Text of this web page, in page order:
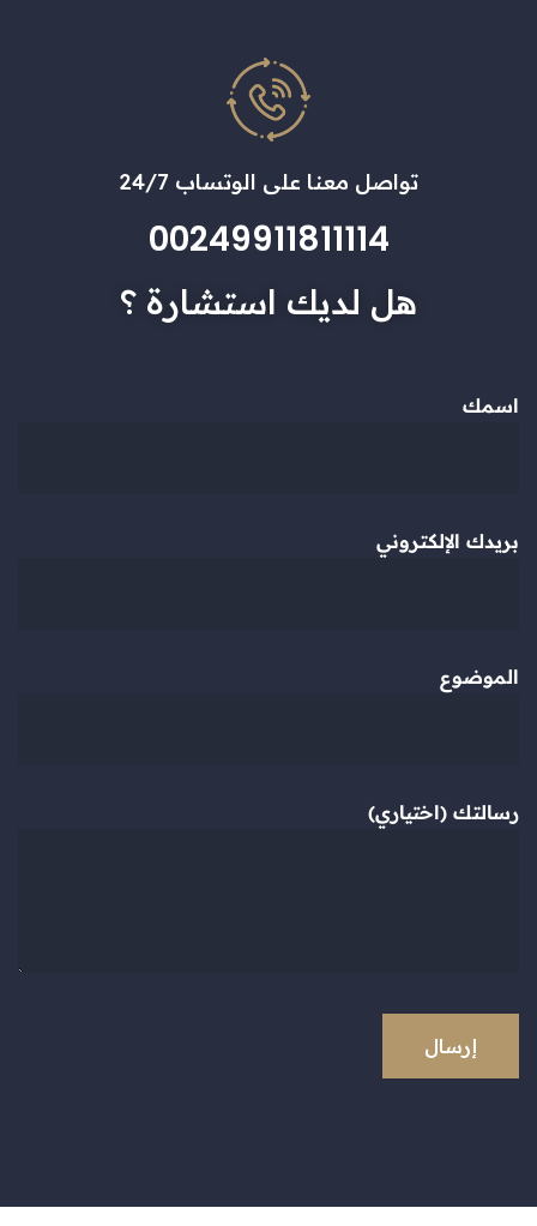
تواصل معنا على الوتساب 24/7
00249911811114
هل لديك استشارة ؟
اسمك
بريدك الإلكتروني
الموضوع
رسالتك (اختياري)